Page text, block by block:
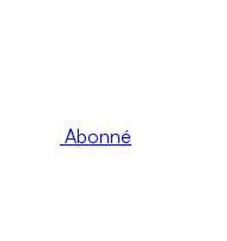
Abonné